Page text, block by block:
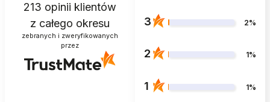
213 opinii klientów
z całego okresu
zebranych i zweryfikowanych
przez
3 2%
2 1%
1 1%